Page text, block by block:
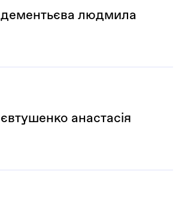
дементьєва людмила
євтушенко анастасія